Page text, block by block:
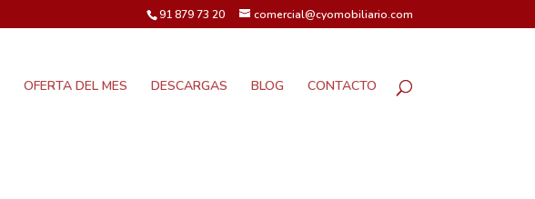
91 879 73 20 comercial@cyomobiliario.com
OFERTA DEL MES DESCARGAS BLOG CONTACTO